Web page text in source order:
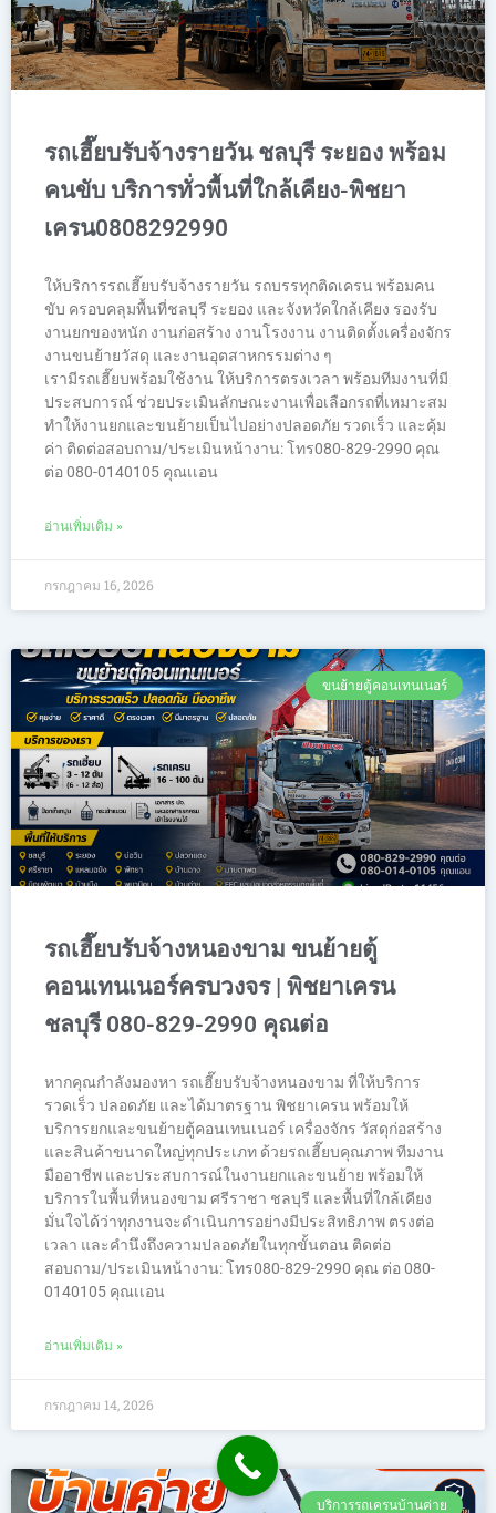
รถเฮี๊ยบรับจ้างรายวัน ชลบุรี ระยอง พร้อม
คนขับ บริการทั่วพื้นที่ใกล้เคียง-พิชยา
เครน0808292990
ให้บริการรถเฮี๊ยบรับจ้างรายวัน รถบรรทุกติดเครน พร้อมคน
ขับ ครอบคลุมพื้นที่ชลบุรี ระยอง และจังหวัดใกล้เคียง รองรับ
งานยกของหนัก งานก่อสร้าง งานโรงงาน งานติดตั้งเครื่องจักร
งานขนย้ายวัสดุ และงานอุตสาหกรรมต่าง ๆ
เรามีรถเฮี๊ยบพร้อมใช้งาน ให้บริการตรงเวลา พร้อมทีมงานที่มี
ประสบการณ์ ช่วยประเมินลักษณะงานเพื่อเลือกรถที่เหมาะสม
ทำให้งานยกและขนย้ายเป็นไปอย่างปลอดภัย รวดเร็ว และคุ้ม
ค่า ติดต่อสอบถาม/ประเมินหน้างาน: โทร080-829-2990 คุณ
ต่อ 080-0140105 คุณเเอน
อ่านเพิ่มเติม »
กรกฎาคม 16, 2026
ขนย้ายตู้คอนเทนเนอร์
รถเฮี๊ยบรับจ้างหนองขาม ขนย้ายตู้
คอนเทนเนอร์ครบวงจร | พิชยาเครน
ชลบุรี 080-829-2990 คุณต่อ
หากคุณกำลังมองหา รถเฮี๊ยบรับจ้างหนองขาม ที่ให้บริการ
รวดเร็ว ปลอดภัย และได้มาตรฐาน พิชยาเครน พร้อมให้
บริการยกและขนย้ายตู้คอนเทนเนอร์ เครื่องจักร วัสดุก่อสร้าง
และสินค้าขนาดใหญ่ทุกประเภท ด้วยรถเฮี๊ยบคุณภาพ ทีมงาน
มืออาชีพ และประสบการณ์ในงานยกและขนย้าย พร้อมให้
บริการในพื้นที่หนองขาม ศรีราชา ชลบุรี และพื้นที่ใกล้เคียง
มั่นใจได้ว่าทุกงานจะดำเนินการอย่างมีประสิทธิภาพ ตรงต่อ
เวลา และคำนึงถึงความปลอดภัยในทุกขั้นตอน ติดต่อ
สอบถาม/ประเมินหน้างาน: โทร080-829-2990 คุณ ต่อ 080-
0140105 คุณเเอน
อ่านเพิ่มเติม »
กรกฎาคม 14, 2026
บริการรถเครนบ้านค่าย